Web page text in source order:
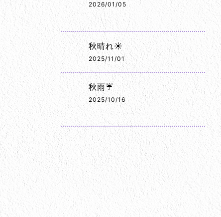
2026/01/05
秋晴れ☀️
2025/11/01
秋雨☔
2025/10/16